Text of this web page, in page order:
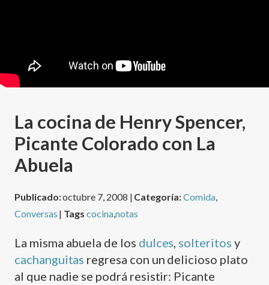
La cocina de Henry Spencer,
Picante Colorado con La
Abuela
Publicado:octubre 7, 2008 | Categoría:Comida,
Conversas | Tagscocina,notas
La misma abuela de los dulces solteritos y
cachanguitas regresa con un delicioso plato
al que nadie se podrá resistir: Picante